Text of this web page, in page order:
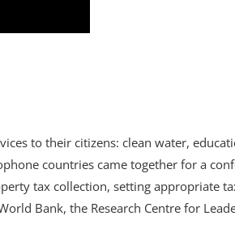
to their citizens: clean water,
countries came together for a
tax collection, setting appropriate
Bank, the Research Centre for